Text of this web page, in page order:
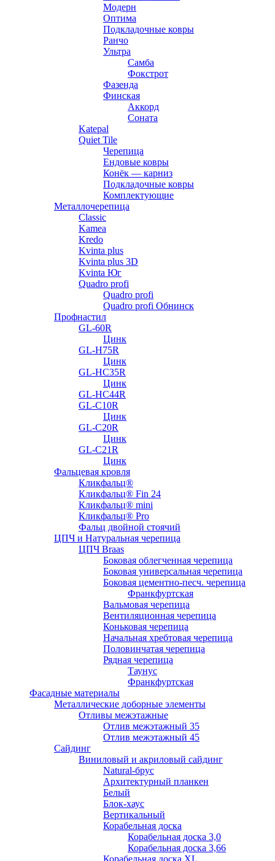
Модерн
Оптима
Подкладочные ковры
Ранчо
Ультра
Самба
Фокстрот
Фазенда
Финская
Аккорд
Соната
Katepal
Quiet Tile
Черепица
Ендовые ковры
Конёк — карниз
Подкладочные ковры
Комплектующие
Металлочерепица
Classic
Kamea
Kredo
Kvinta plus
Kvinta plus 3D
Kvinta Юг
Quadro profi
Quadro profi
Quadro profi Обнинск
Профнастил
GL-60R
Цинк
GL-H75R
Цинк
GL-HC35R
Цинк
GL-HC44R
GL-С10R
Цинк
GL-С20R
Цинк
GL-С21R
Цинк
Фальцевая кровля
Кликфальц®
Кликфальц® Fin 24
Кликфальц® mini
Кликфальц® Pro
Фальц двойной стоячий
ЦПЧ и Натуральная черепица
ЦПЧ Braas
Боковая облегченная черепица
Боковая универсальная черепица
Боковая цементно-песч. черепица
Франкфуртская
Вальмовая черепица
Вентиляционная черепица
Коньковая черепица
Начальная хребтовая черепица
Половинчатая черепица
Рядная черепица
Таунус
Франкфуртская
Фасадные материалы
Металлические доборные элементы
Отливы межэтажные
Отлив межэтажный 35
Отлив межэтажный 45
Сайдинг
Виниловый и акриловый сайдинг
Natural-брус
Архитектурный планкен
Белый
Блок-хаус
Вертикальный
Корабельная доска
Корабельная доска 3,0
Корабельная доска 3,66
Корабельная доска XL